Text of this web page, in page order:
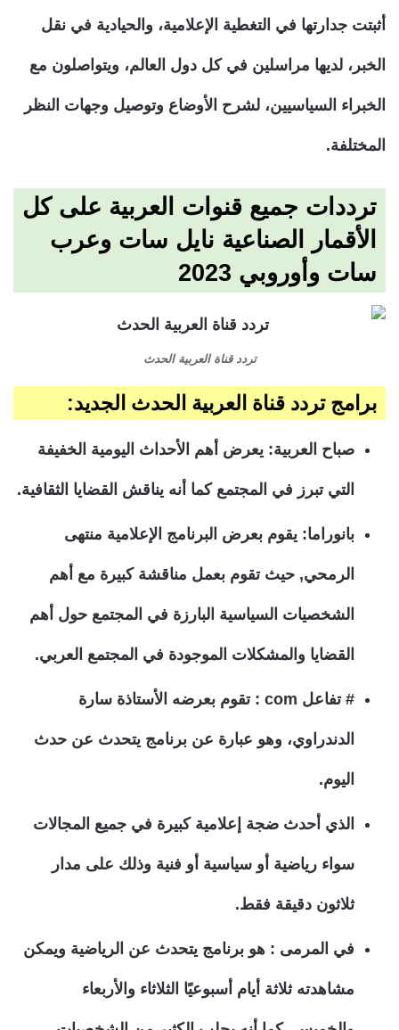
أثبتت جدارتها في التغطية الإعلامية، والحيادية في نقل
الخبر، لديها مراسلين في كل دول العالم، ويتواصلون مع
الخبراء السياسيين، لشرح الأوضاع وتوصيل وجهات النظر
المختلفة.
ترددات جميع قنوات العربية على كل
الأقمار الصناعية نايل سات وعرب
سات وأوروبي 2023
تردد قناة العربية الحدث
برامج تردد قناة العربية الحدث الجديد:
صباح العربية: يعرض أهم الأحداث اليومية الخفيفة
التي تبرز في المجتمع كما أنه يناقش القضايا الثقافية.
بانوراما: يقوم بعرض البرنامج الإعلامية منتهى
الرمحي, حيث تقوم بعمل مناقشة كبيرة مع أهم
الشخصيات السياسية البارزة في المجتمع حول أهم
القضايا والمشكلات الموجودة في المجتمع العربي.
# تفاعل com : تقوم بعرضه الأستاذة سارة
الدندراوي، وهو عبارة عن برنامج يتحدث عن حدث
اليوم.
الذي أحدث ضجة إعلامية كبيرة في جميع المجالات
سواء رياضية أو سياسية أو فنية وذلك على مدار
ثلاثون دقيقة فقط.
في المرمى : هو برنامج يتحدث عن الرياضية ويمكن
مشاهدته ثلاثة أيام أسبوعيًا الثلاثاء والأربعاء